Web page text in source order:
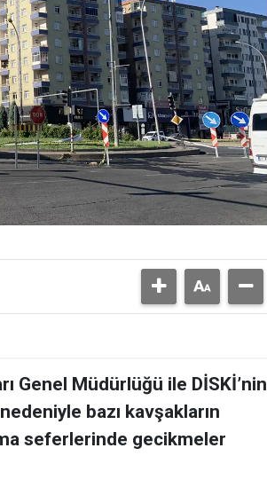
Genel Müdürlüğü ile DİSKİ’nin
bazı kavşakların
seferlerinde gecikmeler